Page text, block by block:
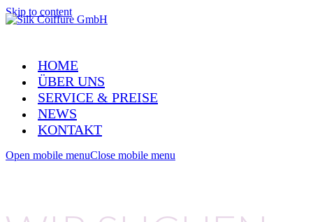
Skip to content
HOME
ÜBER UNS
SERVICE & PREISE
NEWS
KONTAKT
Open mobile menuClose mobile menu